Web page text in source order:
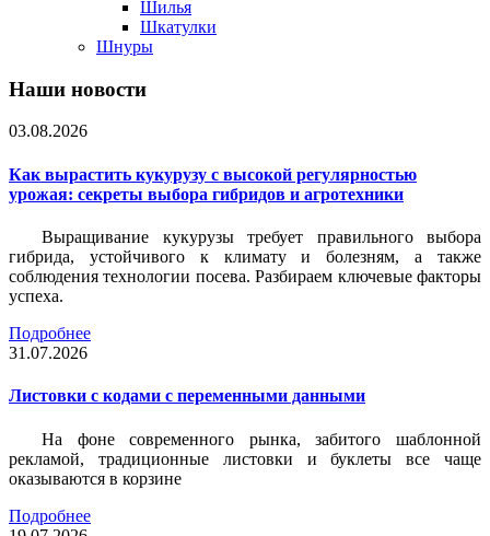
Шилья
Шкатулки
Шнуры
Наши новости
03.08.2026
Как вырастить кукурузу с высокой регулярностью
урожая: секреты выбора гибридов и агротехники
Выращивание кукурузы требует правильного выбора
гибрида, устойчивого к климату и болезням, а также
соблюдения технологии посева. Разбираем ключевые факторы
успеха.
Подробнее
31.07.2026
Листовки c кодами с переменными данными
На фоне современного рынка, забитого шаблонной
рекламой, традиционные листовки и буклеты все чаще
оказываются в корзине
Подробнее